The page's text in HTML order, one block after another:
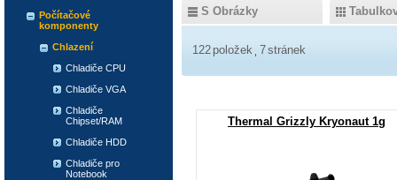
S Obrázky
122 položek 7stránek
Thermal Grizzly Kryonaut 1g
Počítačové
komponenty
Chlazení
Chladiče CPU
Chladiče VGA
Chladiče
Chipset/RAM
Chladiče HDD
Chladiče pro
Notebook